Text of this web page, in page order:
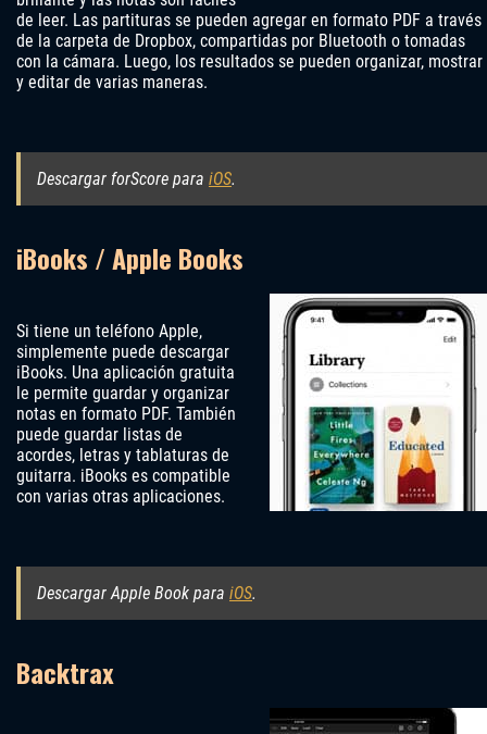
de leer. Las partituras se pueden agregar en formato PDF a través
de la carpeta de Dropbox, compartidas por Bluetooth o tomadas
con la cámara. Luego, los resultados se pueden organizar, mostrar
y editar de varias maneras.
Descargar forScore para iOS.
iBooks / Apple Books
Si tiene un teléfono Apple,
simplemente puede descargar
iBooks. Una aplicación gratuita
le permite guardar y organizar
notas en formato PDF. También
puede guardar listas de
acordes, letras y tablaturas de
guitarra. iBooks es compatible
con varias otras aplicaciones.
Descargar Apple Book para iOS.
Backtrax